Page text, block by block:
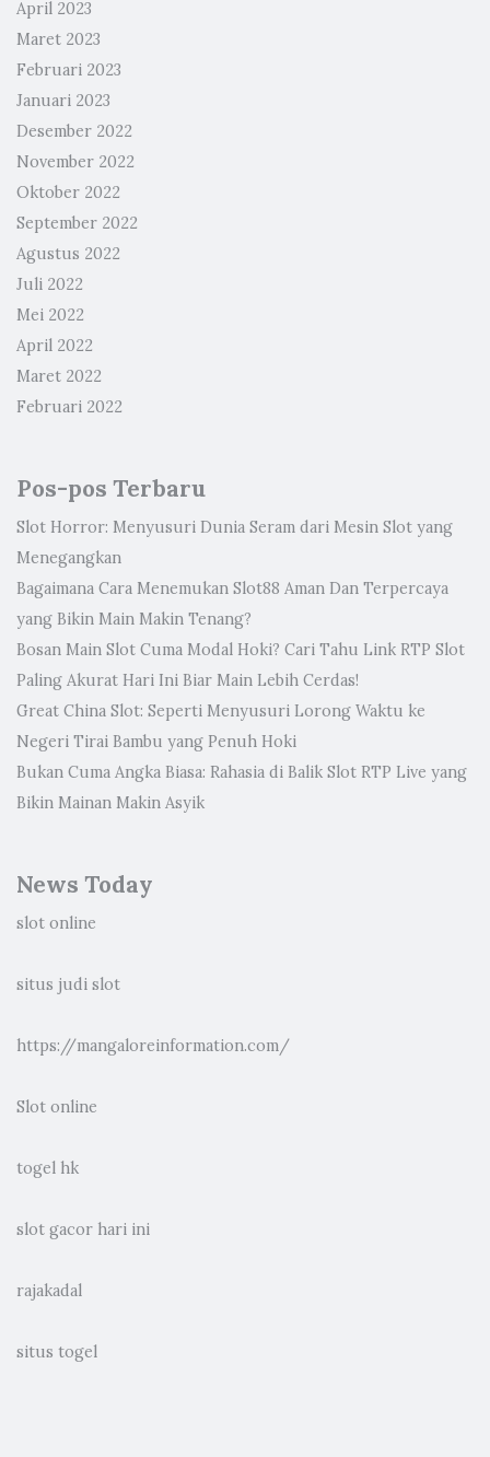
April 2023
Maret 2023
Februari 2023
Januari 2023
Desember 2022
November 2022
Oktober 2022
September 2022
Agustus 2022
Juli 2022
Mei 2022
April 2022
Maret 2022
Februari 2022
Pos-pos Terbaru
Slot Horror: Menyusuri Dunia Seram dari Mesin Slot yang
Menegangkan
Bagaimana Cara Menemukan Slot88 Aman Dan Terpercaya
yang Bikin Main Makin Tenang?
Bosan Main Slot Cuma Modal Hoki? Cari Tahu Link RTP Slot
Paling Akurat Hari Ini Biar Main Lebih Cerdas!
Great China Slot: Seperti Menyusuri Lorong Waktu ke
Negeri Tirai Bambu yang Penuh Hoki
Bukan Cuma Angka Biasa: Rahasia di Balik Slot RTP Live yang
Bikin Mainan Makin Asyik
News Today
slot online
situs judi slot
https://mangaloreinformation.com/
Slot online
togel hk
slot gacor hari ini
rajakadal
situs togel